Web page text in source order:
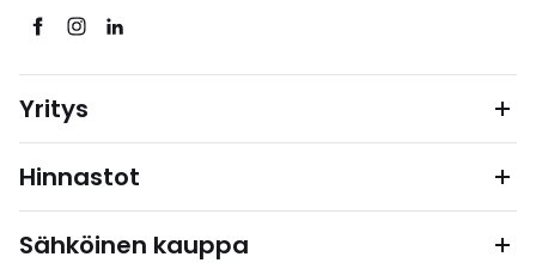
Yritys
Hinnastot
Sähköinen kauppa